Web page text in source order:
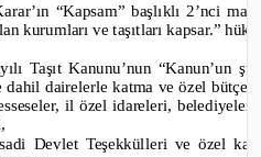
“Kapsam” başlıklı 2’nci
kurumları ve taşıtları kapsar.”
Taşıt Kanunu’nun “Kanun’un
dahil dairelerle katma ve özel
il özel idareleri,
Devlet Teşekkülleri ve özel